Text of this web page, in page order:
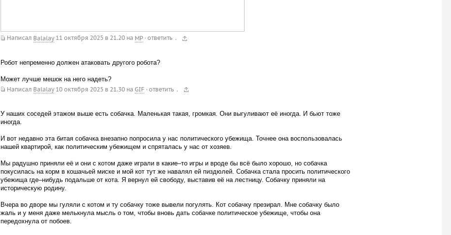
Написал Balalay 11 октября 2025 в 21.20на MP · ответить .
Робот непременно должен атаковать другого робота?
Может лучше мешок на него надеть?
Написал Balalay 10 октября 2025 в 21.30на GIF · ответить .
У наших соседей этажом выше есть собачка. Маленькая такая, громкая. Они выгуливают её иногда. И бьют тоже
иногда.
И вот недавно эта битая собачка внезапно попросила у нас политического убежища. Точнее она воспользовалась
нашей квартирой, как политическим убежищем и спряталась у нас от хозяев.
Мы радушно приняли её и они с котом даже играли в какие–то игры и вроде бы всё было хорошо, но собачка
покусилась на корм в кошачьей миске и мой кот тут же навалял ей пиздюлей. Собачка стала просить политического
убежища где–нибудь подальше от кота. Я вернул ей свободу, выставив её на лестницу. Собачку приняли на
историческую родину.
Вчера во дворе мы гуляли с котом и ту собачку тоже вывели погулять. Кот собачку презирал. Мне собачку было
жаль и у меня даже мелькнула мысль о том, чтобы вновь дать собачке политическое убежище, чтобы она
передохнула от побоев.